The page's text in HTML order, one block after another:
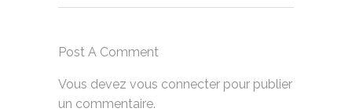
Post A Comment
Vous devez vous connecter pour publier
un commentaire.